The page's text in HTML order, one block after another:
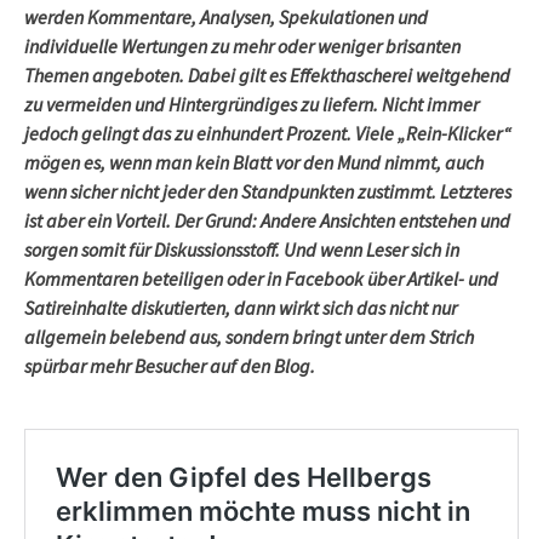
werden Kommentare, Analysen, Spekulationen und
individuelle Wertungen zu mehr oder weniger brisanten
Themen angeboten. Dabei gilt es Effekthascherei weitgehend
zu vermeiden und Hintergründiges zu liefern. Nicht immer
jedoch gelingt das zu einhundert Prozent. Viele „Rein-Klicker“
mögen es, wenn man kein Blatt vor den Mund nimmt, auch
wenn sicher nicht jeder den Standpunkten zustimmt. Letzteres
ist aber ein Vorteil. Der Grund: Andere Ansichten entstehen und
sorgen somit für Diskussionsstoff. Und wenn Leser sich in
Kommentaren beteiligen oder in Facebook über Artikel- und
Satireinhalte diskutierten, dann wirkt sich das nicht nur
allgemein belebend aus, sondern bringt unter dem Strich
spürbar mehr Besucher auf den Blog.